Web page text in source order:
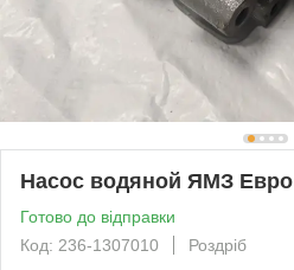
Насос водяной ЯМЗ Евро
Готово до відправки
Код: 236-1307010
Роздріб